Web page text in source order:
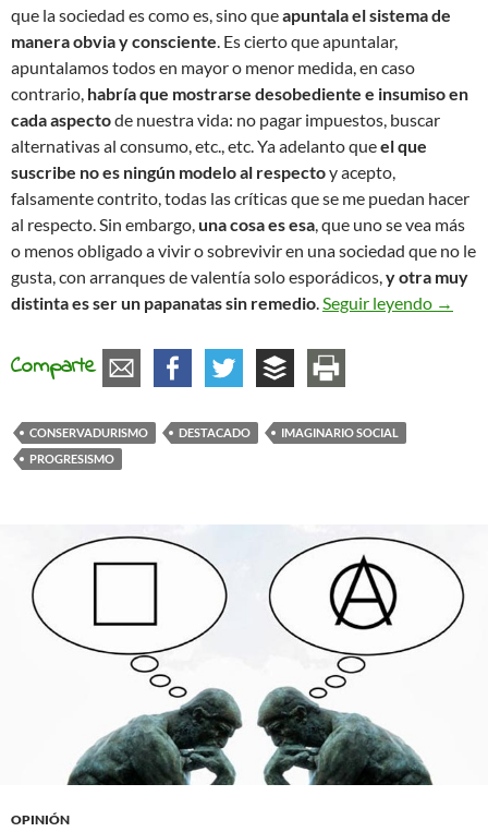
que la sociedad es como es, sino queapuntala el sistema de
manera obvia y consciente. Es cierto que apuntalar,
apuntalamos todos en mayor o menor medida, en caso
contrario, habría que mostrarse desobediente e insumiso en
cada aspectode nuestra vida: no pagar impuestos, buscar
alternativas al consumo, etc., etc. Ya adelanto queel que
suscribe no es ningún modelo al respectoy acepto,
falsamente contrito, todas las críticas que se me puedan hacer
al respecto. Sin embargo,una cosa es esa, que uno se vea más
o menos obligado a vivir o sobrevivir en una sociedad que no le
gusta, con arranques de valentía solo esporádicos,y otra muy
distinta es ser un papanatas sin remedio.Seguir leyendo De
→
Comparte
CONSERVADURISMO DESTACADO
IMAGINARIO SOCIAL
PROGRESISMO
OPINIÓN